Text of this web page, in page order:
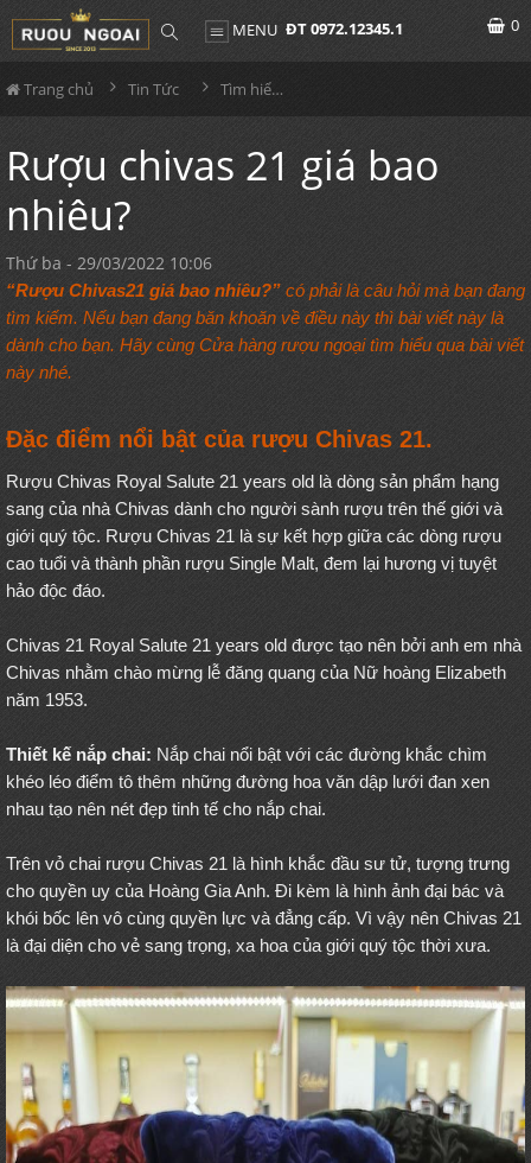
MENU ĐT 0972.12345.1 0
Trang chủ Tin Tức Tìm hiểu về rượu
Rượu chivas 21 giá bao
nhiêu?
Thứ ba - 29/03/2022 10:06
“Rượu Chivas21 giá bao nhiêu?” có phải là câu hỏi mà bạn đang
tìm kiếm. Nếu bạn đang băn khoăn về điều này thì bài viết này là
dành cho bạn. Hãy cùng Cửa hàng rượu ngoại tìm hiểu qua bài viết
này nhé.
Đặc điểm nổi bật của rượu Chivas 21.
Rượu Chivas Royal Salute 21 years old là dòng sản phẩm hạng
sang của nhà Chivas dành cho người sành rượu trên thế giới và
giới quý tộc. Rượu Chivas 21 là sự kết hợp giữa các dòng rượu
cao tuổi và thành phần rượu Single Malt, đem lại hương vị tuyệt
hảo độc đáo.
Chivas 21 Royal Salute 21 years old được tạo nên bởi anh em nhà
Chivas nhằm chào mừng lễ đăng quang của Nữ hoàng Elizabeth
năm 1953.
Thiết kế nắp chai: Nắp chai nổi bật với các đường khắc chìm
khéo léo điểm tô thêm những đường hoa văn dập lưới đan xen
nhau tạo nên nét đẹp tinh tế cho nắp chai.
Trên vỏ chai rượu Chivas 21 là hình khắc đầu sư tử, tượng trưng
cho quyền uy của Hoàng Gia Anh. Đi kèm là hình ảnh đại bác và
khói bốc lên vô cùng quyền lực và đẳng cấp. Vì vậy nên Chivas 21
là đại diện cho vẻ sang trọng, xa hoa của giới quý tộc thời xưa.